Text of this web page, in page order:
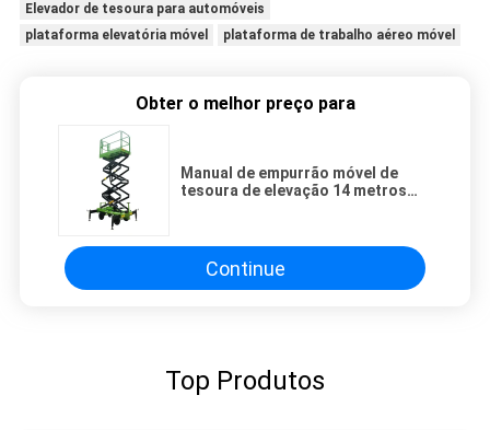
Elevador de tesoura para automóveis
plataforma elevatória móvel
plataforma de trabalho aéreo móvel
Obter o melhor preço para
Manual de empurrão móvel de
tesoura de elevação 14 metros
Continue
Top Produtos